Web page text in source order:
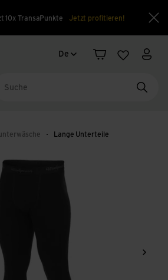
10x TransaPunkte Jetzt profitieren!
Sprachwechsel
De
Warenkorb
Merkliste
Lange Unterteile